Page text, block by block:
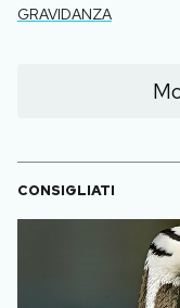
GRAVIDANZA
CONSIGLIATI